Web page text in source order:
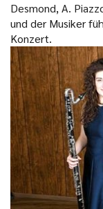
Desmond, A.
und der Musiker
Konzert.